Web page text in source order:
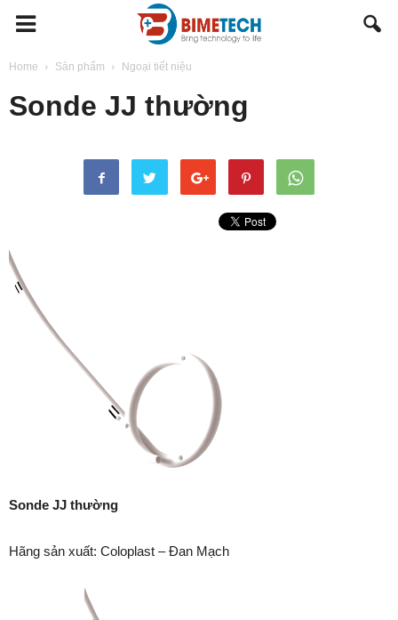
BIMETECH
Home Sản phẩm Ngoại tiết niệu
Sonde JJ thường
Sonde JJ thường
Hãng sản xuất: Coloplast – Đan Mạch